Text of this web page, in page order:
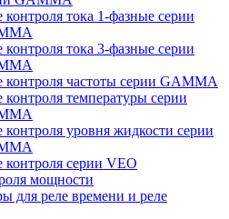
контроля тока 1-фазные серии
контроля тока 3-фазные серии
контроля частоты серии GAMMA
контроля температуры серии
контроля уровня жидкости серии
контроля серии VEO
мощности
для реле времени и реле